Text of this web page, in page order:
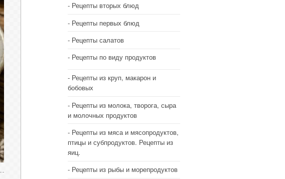
Рецепты вторых блюд
Рецепты первых блюд
Рецепты салатов
Рецепты по виду продуктов
Рецепты из круп, макарон и
бобовых
Рецепты из молока, творога, сыра
и молочных продуктов
Рецепты из мяса и мясопродуктов,
птицы и субпродуктов. Рецепты из
яиц.
Рецепты из рыбы и морепродуктов